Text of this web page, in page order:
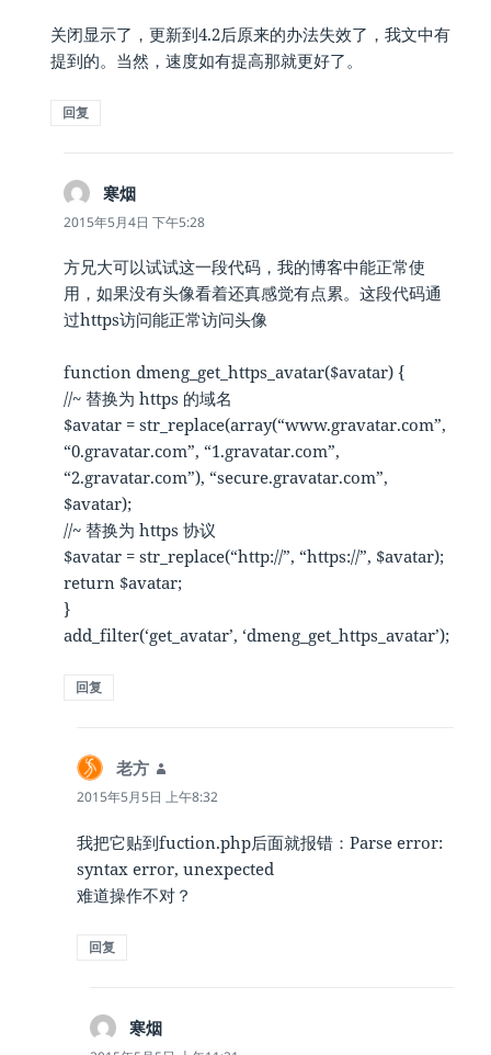
关闭显示了，更新到4.2后原来的办法失效了，我文中有
提到的。当然，速度如有提高那就更好了。
回复
寒烟
道：
2015年5月4日 下午5:28
方兄大可以试试这一段代码，我的博客中能正常使
用，如果没有头像看着还真感觉有点累。这段代码通
过https访问能正常访问头像
function dmeng_get_https_avatar($avatar) {
//~ 替换为 https 的域名
$avatar = str_replace(array(“www.gravatar.com”,
“0.gravatar.com”, “1.gravatar.com”,
“2.gravatar.com”), “secure.gravatar.com”,
$avatar);
//~ 替换为 https 协议
$avatar = str_replace(“http://”, “https://”, $avatar);
return $avatar;
}
add_filter(‘get_avatar’, ‘dmeng_get_https_avatar’);
回复
老方
道：
2015年5月5日 上午8:32
我把它贴到fuction.php后面就报错：Parse error:
syntax error, unexpected
难道操作不对？
回复
寒烟